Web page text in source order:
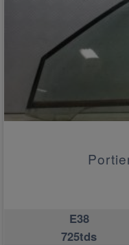
E38
725tds